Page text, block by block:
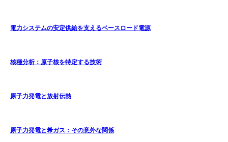
電力システムの安定供給を支えるベースロード電源
核種分析：原子核を特定する技術
原子力発電と放射伝熱
原子力発電と希ガス：その意外な関係